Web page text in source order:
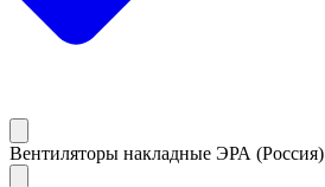
Вентиляторы накладные ЭРА (Россия)